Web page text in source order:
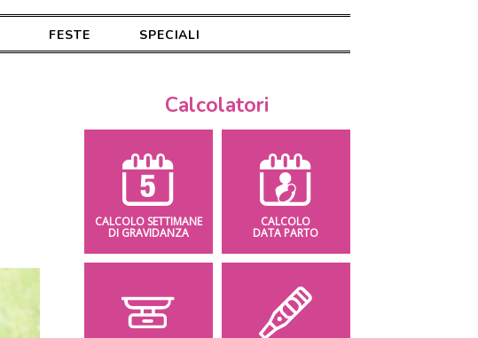
FESTE SPECIALI
Calcolatori
CALCOLO SETTIMANE
DI GRAVIDANZA
CALCOLO
DATA PARTO